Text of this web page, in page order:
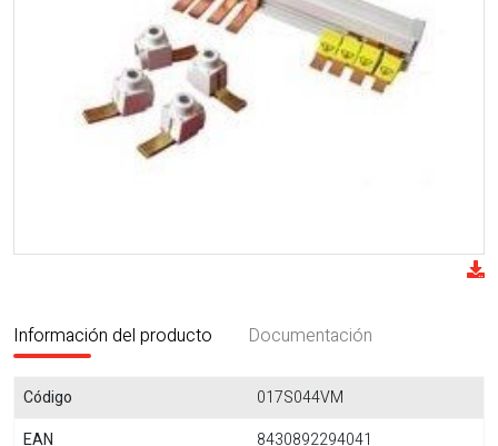
Información del producto Documentación
Código
017S044VM
EAN
8430892294041